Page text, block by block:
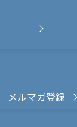
メルマガ登録